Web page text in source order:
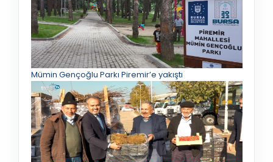
Mümin Gençoğlu Parkı Piremir’e yakıştı